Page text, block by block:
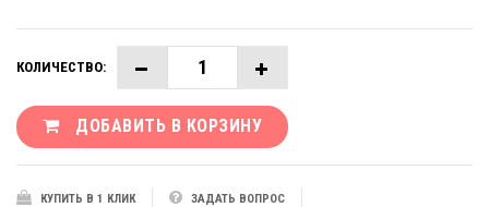
КОЛИЧЕСТВО:
ДОБАВИТЬ В КОРЗИНУ
КУПИТЬ В 1 КЛИК
ЗАДАТЬ ВОПРОС